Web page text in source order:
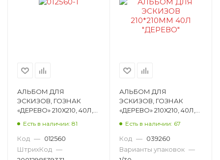
АЛЬБОМ ДЛЯ
ЭСКИЗОВ, ГОЗНАК
«ДЕРЕВО» 210Х210, 40Л,
Есть в наличии: 81
Код — 012560
ШтрихКод —
АЛЬБОМ ДЛЯ
ЭСКИЗОВ, ГОЗНАК
«ДЕРЕВО» 210Х210, 40Л,
Есть в наличии: 67
Код — 039260
Варианты упаковок —